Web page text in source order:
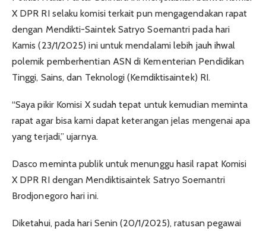
X DPR RI selaku komisi terkait pun mengagendakan rapat
dengan Mendikti-Saintek Satryo Soemantri pada hari
Kamis (23/1/2025) ini untuk mendalami lebih jauh ihwal
polemik pemberhentian ASN di Kementerian Pendidikan
Tinggi, Sains, dan Teknologi (Kemdiktisaintek) RI.
“Saya pikir Komisi X sudah tepat untuk kemudian meminta
rapat agar bisa kami dapat keterangan jelas mengenai apa
yang terjadi,” ujarnya.
Dasco meminta publik untuk menunggu hasil rapat Komisi
X DPR RI dengan Mendiktisaintek Satryo Soemantri
Brodjonegoro hari ini.
Diketahui, pada hari Senin (20/1/2025), ratusan pegawai